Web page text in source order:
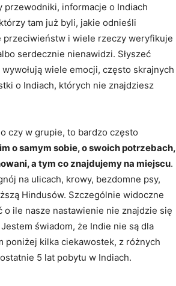
przewodniki, informacje o Indiach
tam już byli, jakie odnieśli
przeciwieństw i wiele rzeczy weryfikuje
serdecznie nienawidzi. Słyszeć
wiele emocji, często skrajnych
o Indiach, których nie znajdziesz
czy w grupie, to bardzo często
o samym sobie, o swoich potrzebach,
a tym co znajdujemy na miejscu.
na ulicach, krowy, bezdomne psy,
Hindusów. Szczególnie widoczne
ile nasze nastawienie nie znajdzie się
świadom, że Indie nie są dla
poniżej kilka ciekawostek, z różnych
5 lat pobytu w Indiach.